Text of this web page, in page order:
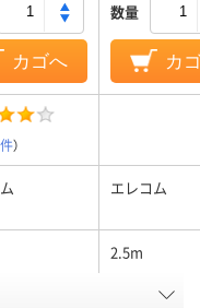
カゴへ
数量
カ
）
エレコム
2.5m
型 ストレート型